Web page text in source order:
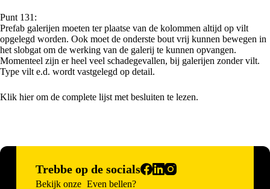
Punt 131:
Prefab galerijen moeten ter plaatse van de kolommen altijd op vilt
opgelegd worden. Ook moet de onderste bout vrij kunnen bewegen in
het slobgat om de werking van de galerij te kunnen opvangen.
Momenteel zijn er heel veel schadegevallen, bij galerijen zonder vilt.
Type vilt e.d. wordt vastgelegd op detail.
Klik hierom de complete lijst met besluiten te lezen.
Trebbe op de socials
Bekijk onze Even bellen?